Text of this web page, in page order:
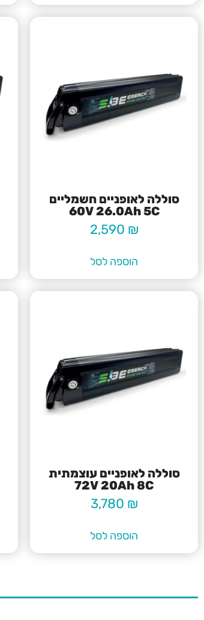
סוללה לאופניים חשמליים
60V 26.0Ah 5C
2,590 ₪
הוספה לסל
סוללה לאופניים עוצמתית
72V 20Ah 8C
3,780 ₪
הוספה לסל